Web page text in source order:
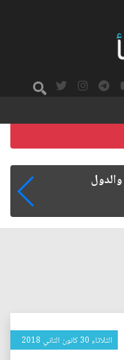
الموظفين على صفيح
الثلاثاء 30 كانون الثاني 2018